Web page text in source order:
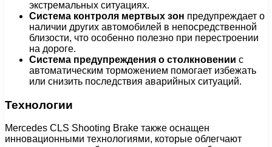
экстремальных ситуациях.
Система контроля мертвых зон предупреждает о
наличии других автомобилей в непосредственной
близости, что особенно полезно при перестроении
на дороге.
Система предупреждения о столкновении с
автоматическим торможением помогает избежать
или снизить последствия аварийных ситуаций.
Технологии
Mercedes CLS Shooting Brake также оснащен
инновационными технологиями, которые облегчают